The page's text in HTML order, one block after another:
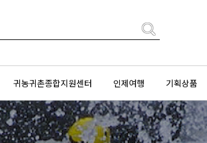
귀농귀촌종합지원센터 인제여행 기획상품